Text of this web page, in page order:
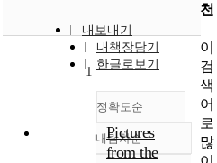
내보내기
내책장담기
한글로보기
정확도순
정확도
내림차순
1
Pictures
from the
천
이
검
색
어
로
많